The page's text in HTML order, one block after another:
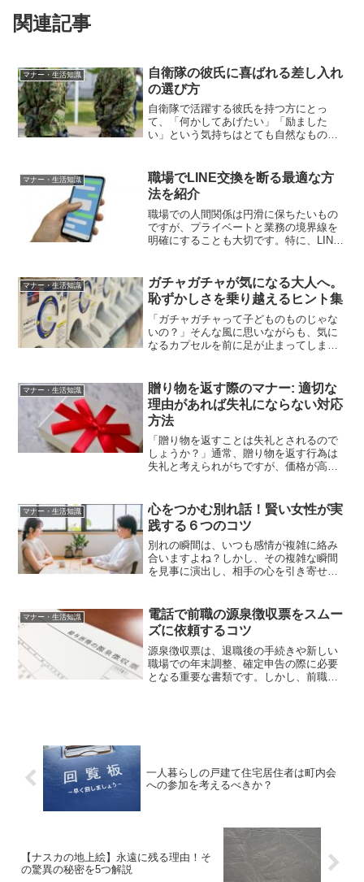
関連記事
マナー・生活知識
自衛隊の彼氏に喜ばれる差し入れ
の選び方
自衛隊で活躍する彼氏を持つ方にとっ
て、「何かしてあげたい」「励ました
い」という気持ちはとても自然なもので
ちを伝えればよいのか悩むことも多いで
しょう。その中でも、差し入れ...
マナー・生活知識
職場でLINE交換を断る最適な方
法を紹介
職場での人間関係は円滑に保ちたいもの
ですが、プライベートと業務の境界線を
明確にすることも大切です。特に、LINE
トラブルにつながる可能性もあります。
そのため、適切な理由...
マナー・生活知識
ガチャガチャが気になる大人へ。
恥ずかしさを乗り越えるヒント集
「ガチャガチャって子どものものじゃな
いの？」そんな風に思いながらも、気に
なるカプセルを前に足が止まってしま
ルや駅ビルなどで、ひとりでガチャガチ
ャを回すのが少し恥ずか...
マナー・生活知識
贈り物を返す際のマナー: 適切な
理由があれば失礼にならない対応
方法
「贈り物を返すことは失礼とされるので
しょうか？」通常、贈り物を返す行為は
失礼と考えられがちですが、価格が高す
す。すべての贈り物が喜びをもたらすわ
けではなく、時には必要ない...
マナー・生活知識
心をつかむ別れ話！賢い女性が実
践する６つのコツ
別れの瞬間は、いつも感情が複雑に絡み
合いますよね？しかし、その複雑な瞬間
を見事に演出し、相手の心を引き寄せる
にして別れを演出しているのか、その秘
訣をご紹介します。少々重...
マナー・生活知識
電話で前職の源泉徴収票をスムー
ズに依頼するコツ
源泉徴収票は、退職後の手続きや新しい
職場での年末調整、確定申告の際に必要
となる重要な書類です。しかし、前職の
一人暮らしの戸建て住宅居住者は町内会
への参加を考えるべきか？
【ナスカの地上絵】永遠に残る理由！そ
の驚異の秘密を5つ解説